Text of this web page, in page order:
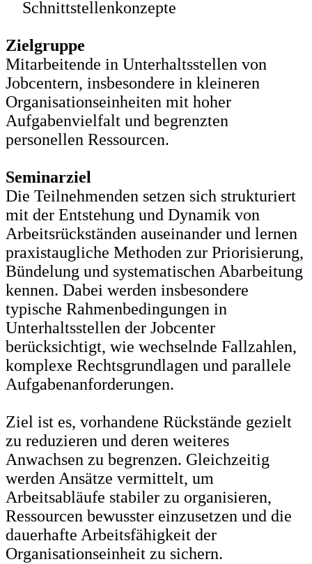
Schnittstellenkonzepte
Zielgruppe
Mitarbeitende in Unterhaltsstellen von
Jobcentern, insbesondere in kleineren
Organisationseinheiten mit hoher
Aufgabenvielfalt und begrenzten
personellen Ressourcen.
Seminarziel
Die Teilnehmenden setzen sich strukturiert
mit der Entstehung und Dynamik von
Arbeitsrückständen auseinander und lernen
praxistaugliche Methoden zur Priorisierung,
Bündelung und systematischen Abarbeitung
kennen. Dabei werden insbesondere
typische Rahmenbedingungen in
Unterhaltsstellen der Jobcenter
berücksichtigt, wie wechselnde Fallzahlen,
komplexe Rechtsgrundlagen und parallele
Aufgabenanforderungen.
Ziel ist es, vorhandene Rückstände gezielt
zu reduzieren und deren weiteres
Anwachsen zu begrenzen. Gleichzeitig
werden Ansätze vermittelt, um
Arbeitsabläufe stabiler zu organisieren,
Ressourcen bewusster einzusetzen und die
dauerhafte Arbeitsfähigkeit der
Organisationseinheit zu sichern.